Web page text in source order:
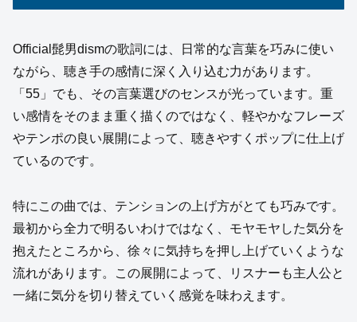
Official髭男dismの歌詞には、日常的な言葉を巧みに使い
ながら、聴き手の感情に深く入り込む力があります。
「55」でも、その言葉選びのセンスが光っています。重
い感情をそのまま重く描くのではなく、軽やかなフレーズ
やテンポの良い展開によって、聴きやすくポップに仕上げ
ているのです。
特にこの曲では、テンションの上げ方がとても巧みです。
最初から全力で明るいわけではなく、モヤモヤした気分を
抱えたところから、徐々に気持ちを押し上げていくような
流れがあります。この展開によって、リスナーも主人公と
一緒に気分を切り替えていく感覚を味わえます。